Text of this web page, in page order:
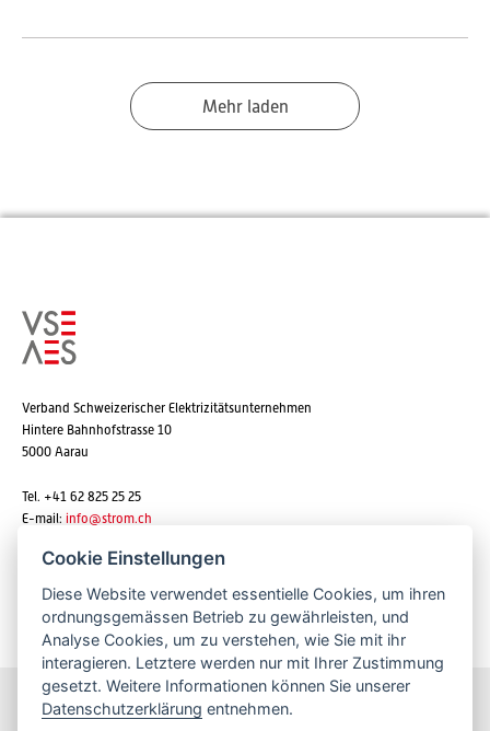
Mehr laden
Verband Schweizerischer Elektrizitätsunternehmen
Hintere Bahnhofstrasse 10
5000 Aarau
Tel. +41 62 825 25 25
E-mail: info@strom.ch
Newsletter abonnieren
Bleiben Sie informiert
Cookie Einstellungen
Diese Website verwendet essentielle Cookies, um ihren
ordnungsgemässen Betrieb zu gewährleisten, und
Analyse Cookies, um zu verstehen, wie Sie mit ihr
interagieren. Letztere werden nur mit Ihrer Zustimmung
gesetzt. Weitere Informationen können Sie unserer
Datenschutzerklärung entnehmen.